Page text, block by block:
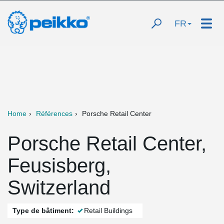
FR
Home Références Porsche Retail Center
Porsche Retail Center,
Feusisberg,
Switzerland
Type de bâtiment: Retail Buildings